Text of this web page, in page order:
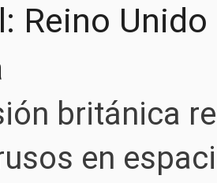
Reino
británica
en